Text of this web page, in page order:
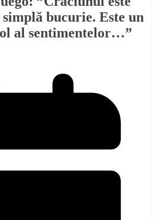
bucurie. Este un
al sentimentelor…”